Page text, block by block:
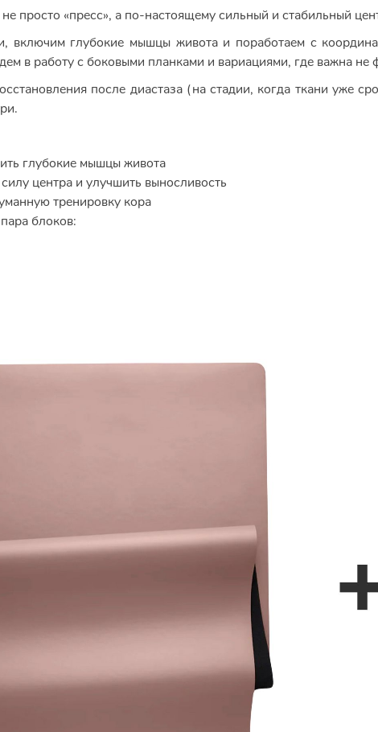
просто «пресс», а по-настоящему сильный и стабильный
включим глубокие мышцы живота и поработаем с
в работу с боковыми планками и вариациями, где важна не
после диастаза (на стадии, когда ткани уже
глубокие мышцы живота
центра и улучшить выносливость
тренировку кора
блоков: